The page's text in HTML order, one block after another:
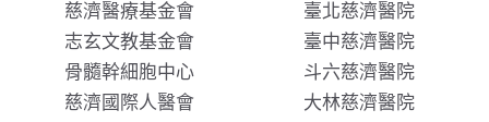
慈濟醫療基金會
志玄文教基金會
骨髓幹細胞中心
慈濟國際人醫會
臺北慈濟醫院
臺中慈濟醫院
斗六慈濟醫院
大林慈濟醫院